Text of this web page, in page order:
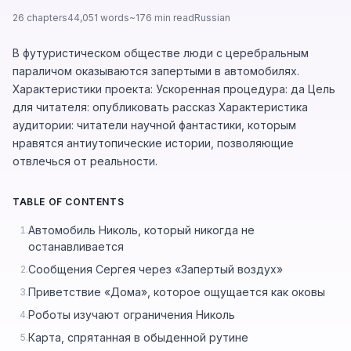
26 chapters44,051 words~176 min readRussian
В футуристическом обществе люди с церебральным
параличом оказываются запертыми в автомобилях.
Характеристики проекта: Ускоренная процедура: да Цель
для читателя: опубликовать рассказ Характеристика
аудитории: читатели научной фантастики, которым
нравятся антиутопические истории, позволяющие
отвлечься от реальности.
TABLE OF CONTENTS
1.Автомобиль Николь, который никогда не
останавливается
2.Сообщения Сергея через «Запертый воздух»
3.Приветствие «Дома», которое ощущается как оковы
4.Роботы изучают ограничения Николь
5.Карта, спрятанная в обыденной рутине